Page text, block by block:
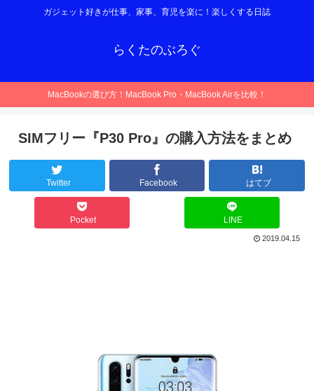
ガジェット好きが仕事、家事、育児を楽に！楽しくする日誌
らくたのぶろぐ
MacBookの選び方！MacBook Pro・MacBook Airを比較！
SIMフリー『P30 Pro』の購入方法をまとめ
Twitter Facebook はてブ
Pocket LINE
2019.04.15